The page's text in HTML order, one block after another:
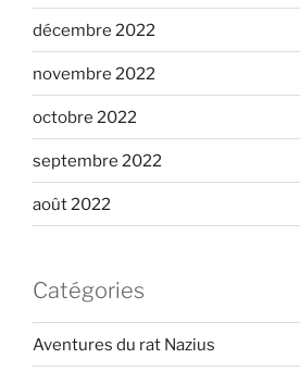
décembre 2022
novembre 2022
octobre 2022
septembre 2022
août 2022
Catégories
Aventures du rat Nazius